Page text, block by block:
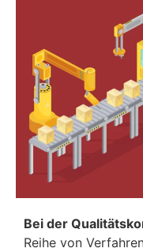
Bei der
Reihe von